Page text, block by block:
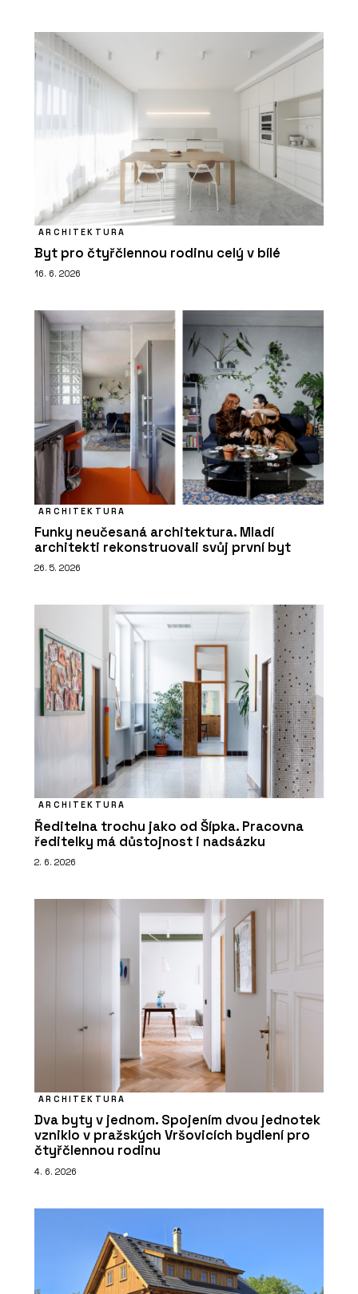
ARCHITEKTURA
Byt pro čtyřčlennou rodinu celý v bílé
16. 6. 2026
ARCHITEKTURA
Funky neučesaná architektura. Mladí
architekti rekonstruovali svůj první byt
26. 5. 2026
ARCHITEKTURA
Ředitelna trochu jako od Šípka. Pracovna
ředitelky má důstojnost i nadsázku
2. 6. 2026
ARCHITEKTURA
Dva byty v jednom. Spojením dvou jednotek
vzniklo v pražských Vršovicích bydlení pro
čtyřčlennou rodinu
4. 6. 2026